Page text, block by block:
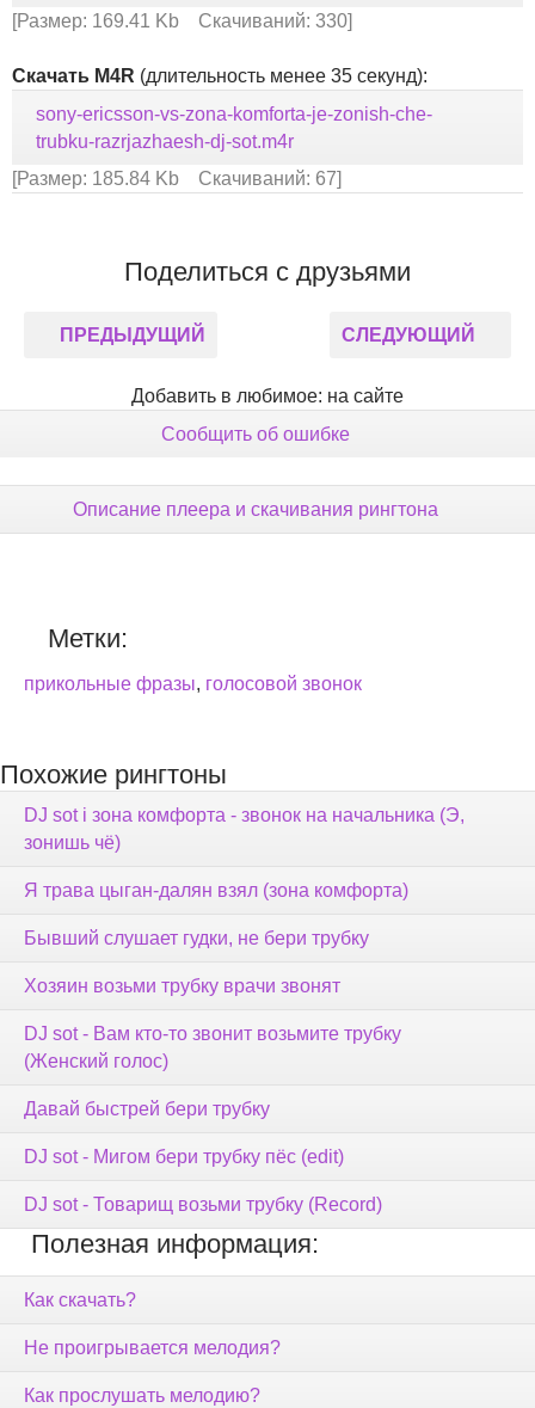
[Размер: 169.41 Kb Скачиваний: 330]
Скачать M4R (длительность менее 35 секунд):
sony-ericsson-vs-zona-komforta-je-zonish-che-
trubku-razrjazhaesh-dj-sot.m4r
[Размер: 185.84 Kb Скачиваний: 67]
Поделиться с друзьями
ПРЕДЫДУЩИЙ СЛЕДУЮЩИЙ
Добавить в любимое: на сайте
Сообщить об ошибке
Описание плеера и скачивания рингтона
Метки:
прикольные фразы, голосовой звонок
Похожие рингтоны
DJ sot i зона комфорта - звонок на начальника (Э,
зонишь чё)
Я трава цыган-далян взял (зона комфорта)
Бывший слушает гудки, не бери трубку
Хозяин возьми трубку врачи звонят
DJ sot - Вам кто-то звонит возьмите трубку
(Женский голос)
Давай быстрей бери трубку
DJ sot - Мигом бери трубку пёс (edit)
DJ sot - Товарищ возьми трубку (Record)
Полезная информация:
Как скачать?
Не проигрывается мелодия?
Как прослушать мелодию?